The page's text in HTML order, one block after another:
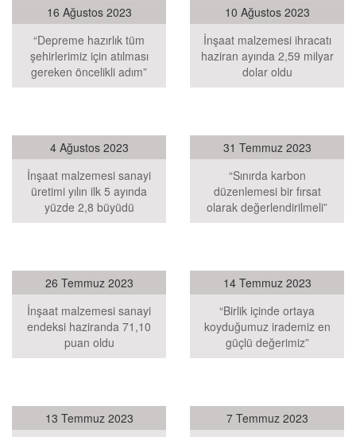
16 Ağustos 2023
“Depreme hazırlık tüm
şehirlerimiz için atılması
gereken öncelikli adım”
10 Ağustos 2023
İnşaat malzemesi ihracatı
haziran ayında 2,59 milyar
dolar oldu
4 Ağustos 2023
İnşaat malzemesi sanayi
üretimi yılın ilk 5 ayında
yüzde 2,8 büyüdü
31 Temmuz 2023
“Sınırda karbon
düzenlemesi bir fırsat
olarak değerlendirilmeli”
26 Temmuz 2023
İnşaat malzemesi sanayi
endeksi haziranda 71,10
puan oldu
14 Temmuz 2023
“Birlik içinde ortaya
koyduğumuz irademiz en
güçlü değerimiz”
13 Temmuz 2023
7 Temmuz 2023